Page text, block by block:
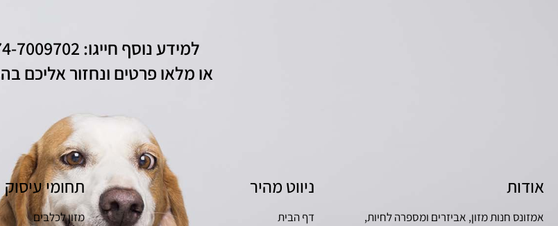
למידע נוסף חייגו: 074-7009702
או מלאו פרטים ונחזור אליכם
אודות
אמזונס חנות מזון, אביזרים ומספרה לחיות,
ניווט מהיר
דף הבית
תחומי עיסוק
מזון לכלבים